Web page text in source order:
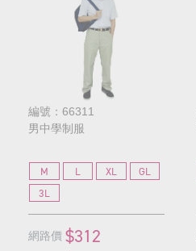
編號：66311
男中學制服
M L XL
GL
3L
網路價 $312